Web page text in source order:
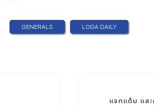
GENERALS LOGA DAILY
แจกแต้ม แล